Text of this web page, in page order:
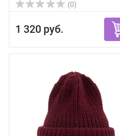
(0)
1 320 руб.